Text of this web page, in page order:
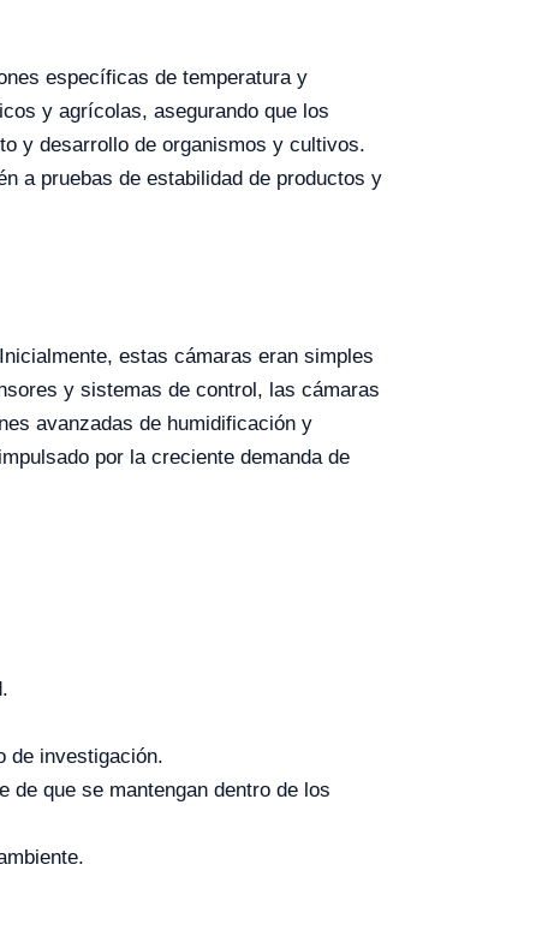
específicas de temperatura y
y agrícolas, asegurando que los
y desarrollo de organismos y cultivos.
a pruebas de estabilidad de productos y
estas cámaras eran simples
y sistemas de control, las cámaras
avanzadas de humidificación y
por la creciente demanda de
de investigación.
de que se mantengan dentro de los